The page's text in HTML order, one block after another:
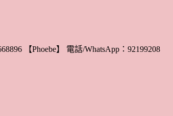
【Phoebe】 電話/WhatsApp：92199208